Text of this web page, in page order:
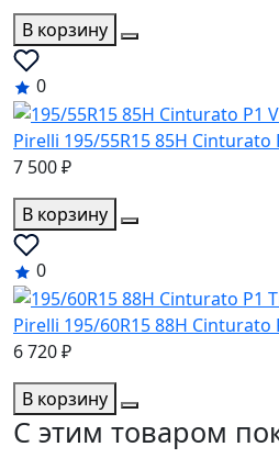
В корзину
0
Pirelli 195/55R15 85H Cinturato
7 500 ₽
В корзину
0
Pirelli 195/60R15 88H Cinturato
6 720 ₽
В корзину
C этим товаром